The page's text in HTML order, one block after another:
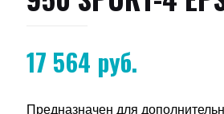
17 564 руб.
Предназначен для